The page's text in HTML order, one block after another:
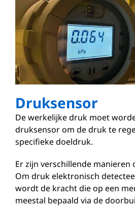
Druksensor
De werkelijke druk moet
druksensor om de druk te
specifieke doeldruk.
Er zijn verschillende manieren
Om druk elektronisch
wordt de kracht die op een
meestal bepaald via de